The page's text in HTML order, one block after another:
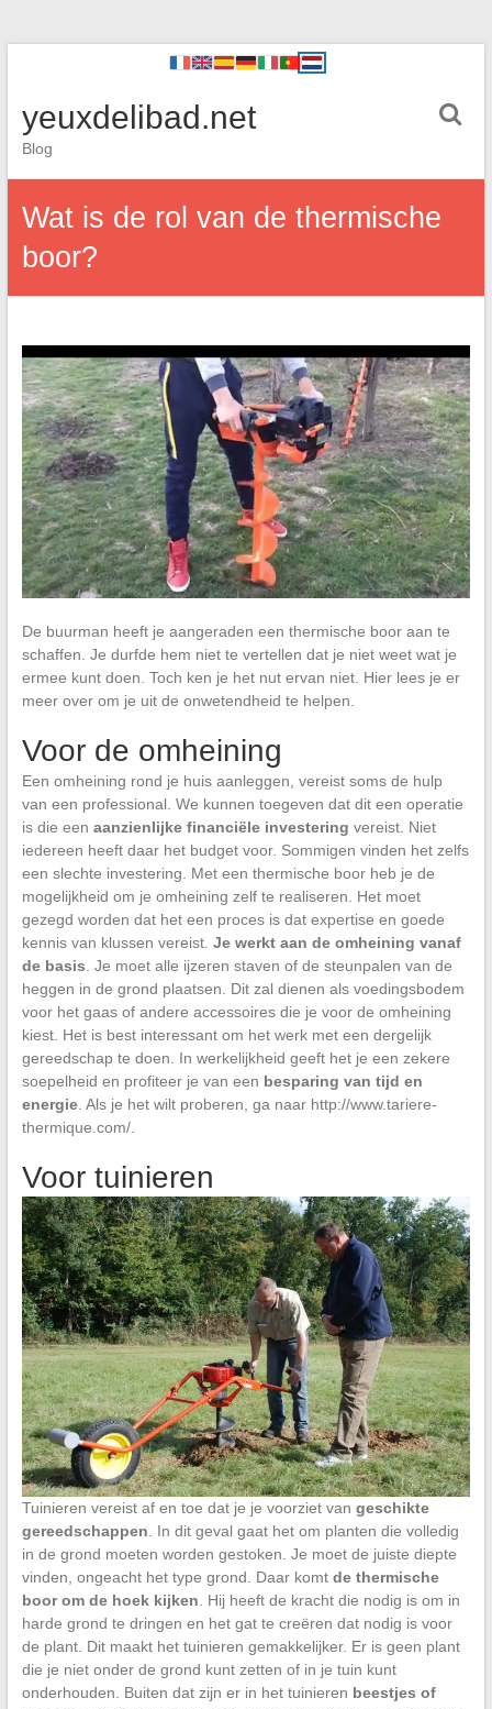
yeuxdelibad.net
Blog
Wat is de rol van de thermische
boor?
De buurman heeft je aangeraden een thermische boor aan te
schaffen. Je durfde hem niet te vertellen dat je niet weet wat je
ermee kunt doen. Toch ken je het nut ervan niet. Hier lees je er
meer over om je uit de onwetendheid te helpen.
Voor de omheining
Een omheining rond je huis aanleggen, vereist soms de hulp
van een professional. We kunnen toegeven dat dit een operatie
is die een aanzienlijke financiële investering vereist. Niet
iedereen heeft daar het budget voor. Sommigen vinden het zelfs
een slechte investering. Met een thermische boor heb je de
mogelijkheid om je omheining zelf te realiseren. Het moet
gezegd worden dat het een proces is dat expertise en goede
kennis van klussen vereist. Je werkt aan de omheining vanaf
de basis . Je moet alle ijzeren staven of de steunpalen van de
heggen in de grond plaatsen. Dit zal dienen als voedingsbodem
voor het gaas of andere accessoires die je voor de omheining
kiest. Het is best interessant om het werk met een dergelijk
gereedschap te doen. In werkelijkheid geeft het je een zekere
soepelheid en profiteer je van een besparing van tijd en
energie. Als je het wilt proberen, ga naar http://www.tariere-
thermique.com/.
Voor tuinieren
Tuinieren vereist af en toe dat je je voorziet van geschikte
gereedschappen . In dit geval gaat het om planten die volledig
in de grond moeten worden gestoken. Je moet de juiste diepte
vinden, ongeacht het type grond. Daar komt de thermische
boor om de hoek kijken . Hij heeft de kracht die nodig is om in
harde grond te dringen en het gat te creëren dat nodig is voor
de plant. Dit maakt het tuinieren gemakkelijker. Er is geen plant
die je niet onder de grond kunt zetten of in je tuin kunt
onderhouden. Buiten dat zijn er in het tuinieren beestjes of